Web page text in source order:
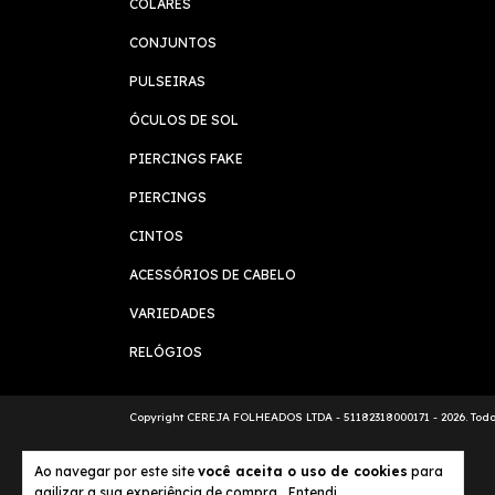
Ao navegar por este site você aceita o uso de cookies para
COLARES
CONJUNTOS
PULSEIRAS
ÓCULOS DE SOL
PIERCINGS FAKE
PIERCINGS
CINTOS
ACESSÓRIOS DE CABELO
VARIEDADES
RELÓGIOS
Copyright CEREJA FOLHEADOS LTDA - 51182318000171 - 2026.